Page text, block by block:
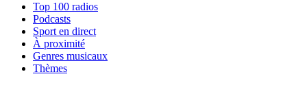
Top 100 radios
Podcasts
Sport en direct
À proximité
Genres musicaux
Thèmes